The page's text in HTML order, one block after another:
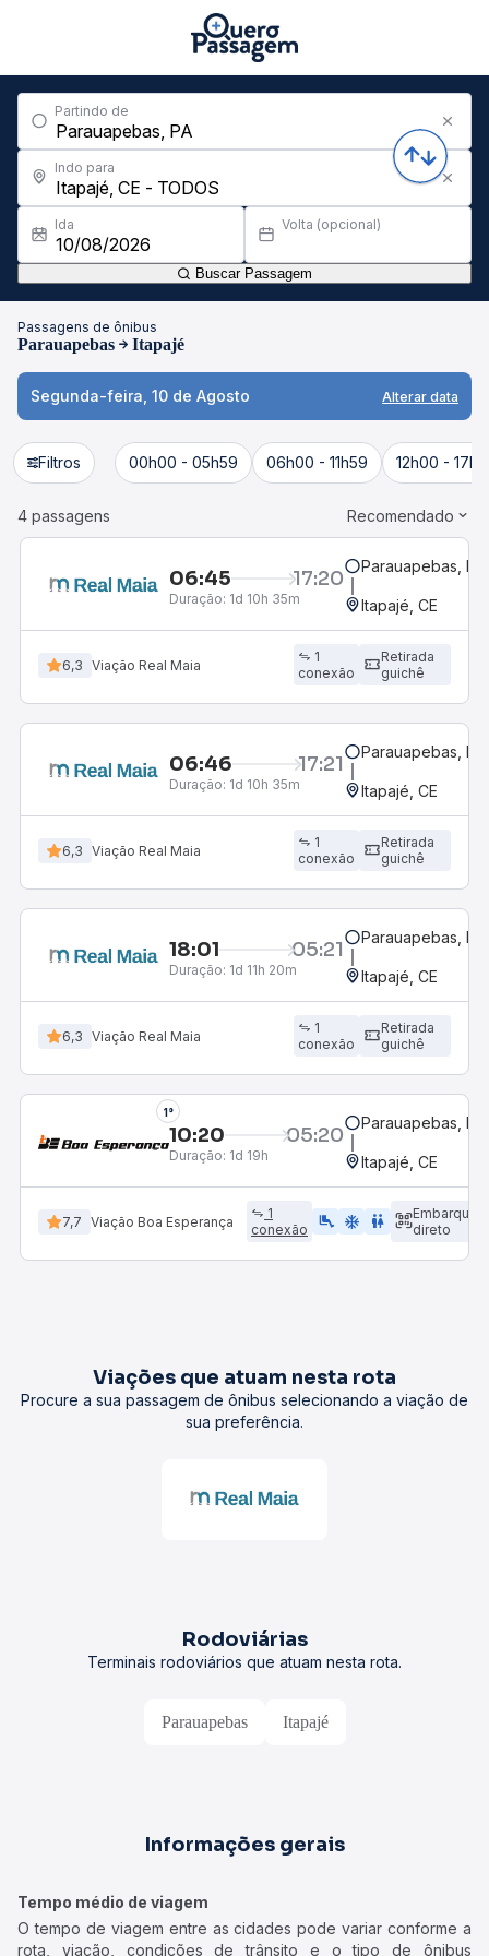
Partindo de
Indo para
Ida Volta (opcional)
Buscar Passagem
Passagens de ônibus
Parauapebas Itapajé
Segunda-feira, 10 de Agosto Alterar data
Filtros 00h00 - 05h59 06h00 - 11h59 12h00 -
4 passagens Recomendado
06:45 17:20
Duração: 1d 10h 35m
Parauapebas, PA
Itapajé, CE
6,3 Viação Real Maia
1
conexão
Retirada
guichê
06:46 17:21
Duração: 1d 10h 35m
Parauapebas, PA
Itapajé, CE
6,3 Viação Real Maia
1
conexão
Retirada
guichê
18:01 05:21
Duração: 1d 11h 20m
Parauapebas, PA
Itapajé, CE
6,3 Viação Real Maia
1
conexão
Retirada
guichê
1°
10:20 05:20
Duração: 1d 19h
Parauapebas, PA
Itapajé, CE
7,7 Viação Boa Esperança
1
conexão
airline_seat_legroom_extra ac_unit wc
Embarque
direto
Viações que atuam nesta rota
Procure a sua passagem de ônibus selecionando a viação de
sua preferência.
Rodoviárias
Terminais rodoviários que atuam nesta rota.
Parauapebas Itapajé
Informações gerais
Tempo médio de viagem
O tempo de viagem entre as cidades pode variar conforme a
rota, viação, condições de trânsito e o tipo de ônibus